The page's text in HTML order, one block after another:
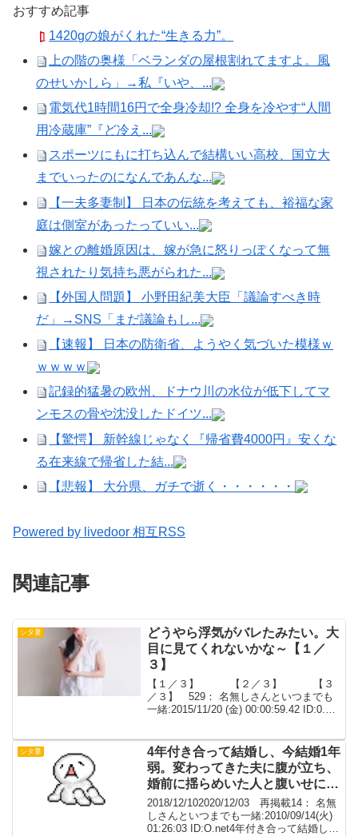
おすすめ記事
1420gの娘がくれた“生きる力”。
上の階の奥様「ベランダの屋根割れてますよ。風
のせいかしら」→私『いや、...
電気代1時間16円で全身冷却!? 全身を冷やす“人間
用冷蔵庫”『ど冷え...
スポーツにもに打ち込んで結構いい高校、国立大
までいったのになんであんな...
【一夫多妻制】 日本の伝統を考えても、裕福な家
庭は側室があったっていい...
嫁との離婚原因は、嫁が急に怒りっぽくなって無
視されたり気持ち悪がられた...
【外国人問題】 小野田紀美大臣「議論すべき時
だ」→SNS「まだ議論もし...
【速報】 日本の防衛省、ようやく気づいた模様ｗ
ｗｗｗｗ
記録的猛暑の欧州、ドナウ川の水位が低下してマ
ンモスの骨や沈没したドイツ...
【驚愕】 新幹線じゃなく『帰省費4000円』安くな
る在来線で帰省した結...
【悲報】 大分県、ガチで逝く・・・・・・
Powered by livedoor 相互RSS
関連記事
シタ妻
どうやら浮気がバレたみたい。大
目に見てくれないかな～【１／
３】
【１／３】 【２／３】 【３
／３】 529： 名無しさんといつまでも
一緒:2015/11/20 (金) 00:00:59.42 ID:0.net
530： 名無し...
シタ妻
4年付き合って結婚し、今結婚1年
弱。変わってきた夫に腹が立ち、
婚前に揺らめいた人と腹いせに昨
日浮気した。
2018/12/102020/12/03 再掲載14： 名無
しさんといつまでも一緒:2010/09/14(火)
01:26:03 ID:O.net4年付き合って結婚し、